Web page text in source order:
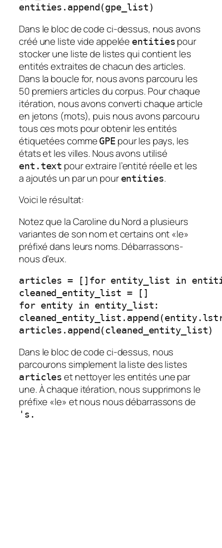
entities.append(gpe_list)
Dans le bloc de code ci-dessus, nous avons
créé une liste vide appelée entities pour
stocker une liste de listes qui contient les
entités extraites de chacun des articles.
Dans la boucle for, nous avons parcouru les
50 premiers articles du corpus. Pour chaque
itération, nous avons converti chaque article
en jetons (mots), puis nous avons parcouru
tous ces mots pour obtenir les entités
étiquetées comme GPE pour les pays, les
états et les villes. Nous avons utilisé
ent.text pour extraire l’entité réelle et les
a ajoutés un par un pour entities.
Voici le résultat:
Notez que la Caroline du Nord a plusieurs
variantes de son nom et certains ont «le»
préfixé dans leurs noms. Débarrassons-
nous d’eux.
articles = [] for entity_list in
cleaned_entity_list = []
for entity in entity_list:
articles.append(cleaned_entity_list)
Dans le bloc de code ci-dessus, nous
parcourons simplement la liste des listes
articles et nettoyer les entités une par
une. À chaque itération, nous supprimons le
préfixe «le» et nous nous débarrassons de
's.